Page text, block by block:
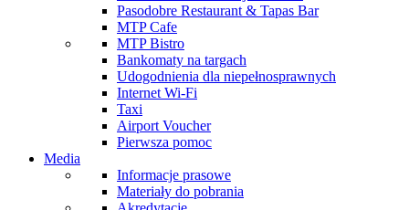
Pasodobre Restaurant & Tapas Bar
MTP Cafe
MTP Bistro
Bankomaty na targach
Udogodnienia dla niepełnosprawnych
Internet Wi-Fi
Taxi
Airport Voucher
Pierwsza pomoc
Media
Informacje prasowe
Materiały do pobrania